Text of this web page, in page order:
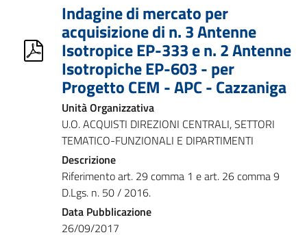
Indagine di mercato per
acquisizione di n. 3 Antenne
Isotropice EP-333 e n. 2 Antenne
Isotropiche EP-603 - per
Progetto CEM - APC - Cazzaniga
Unità Organizzativa
U.O. ACQUISTI DIREZIONI CENTRALI, SETTORI
TEMATICO-FUNZIONALI E DIPARTIMENTI
Descrizione
Riferimento art. 29 comma 1 e art. 26 comma 9
D.Lgs. n. 50 / 2016.
Data Pubblicazione
26/09/2017